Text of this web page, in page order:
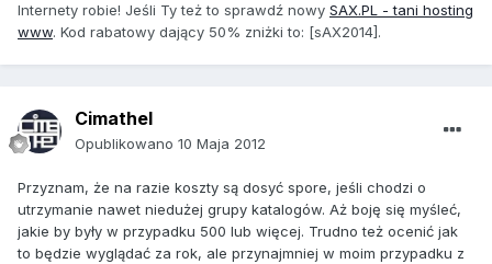
Internety robie! Jeśli Ty też to sprawdź nowy SAX.PL - tani hosting
www. Kod rabatowy dający 50% zniżki to: [sAX2014].
Cimathel
Opublikowano 10 Maja 2012
Przyznam, że na razie koszty są dosyć spore, jeśli chodzi o
utrzymanie nawet niedużej grupy katalogów. Aż boję się myśleć,
jakie by były w przypadku 500 lub więcej. Trudno też ocenić jak
to będzie wyglądać za rok, ale przynajmniej w moim przypadku z